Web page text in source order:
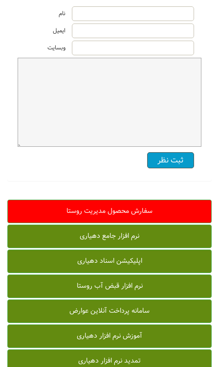
نام
ایمیل
وبسایت
سفارش محصول مدیریت روستا
نرم افزار جامع دهیاری
اپلیکیشن اسناد دهیاری
نرم افزار قبض آب روستا
سامانه پرداخت آنلاین عوارض
آموزش نرم افزار دهیاری
تمدید نرم افزار دهیاری